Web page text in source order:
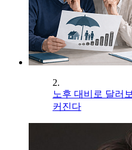
2.
노후 대비로 달러
커진다